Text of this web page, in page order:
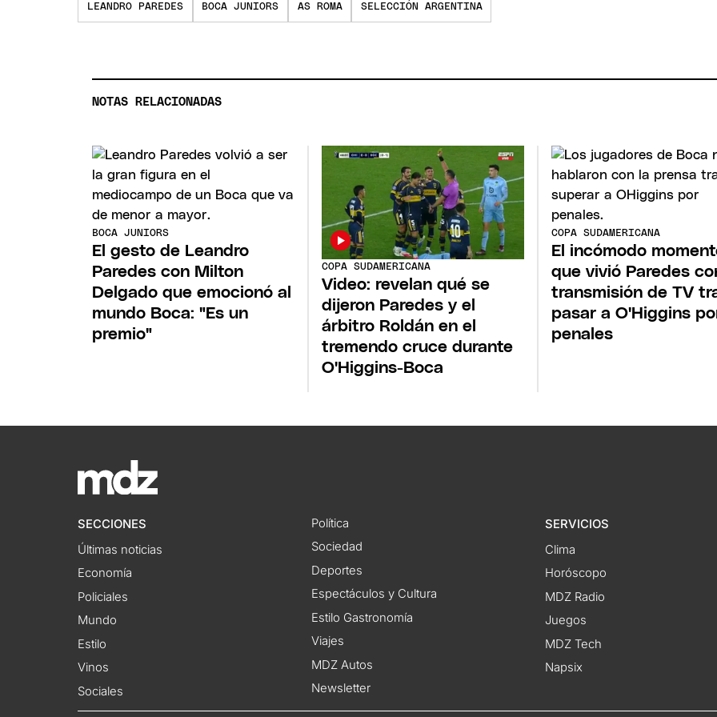
LEANDRO PAREDES BOCA JUNIORS AS ROMA SELECCIÓN ARGENTINA
NOTAS RELACIONADAS
BOCA JUNIORS
El gesto de Leandro
Paredes con Milton
Delgado que emocionó al
mundo Boca: "Es un
premio"
COPA SUDAMERICANA
Video: revelan qué se
dijeron Paredes y el
árbitro Roldán en el
tremendo cruce durante
O'Higgins-Boca
COPA SUDAMERICANA
El incómodo
que vivió Paredes
transmisión de TV
pasar a O'Higgins
penales
SECCIONES
Últimas noticias
Economía
Policiales
Mundo
Estilo
Vinos
Sociales
Política
Sociedad
Deportes
Espectáculos y Cultura
Estilo Gastronomía
Viajes
MDZ Autos
Newsletter
SERVICIOS
Clima
Horóscopo
MDZ Radio
Juegos
MDZ Tech
Napsix